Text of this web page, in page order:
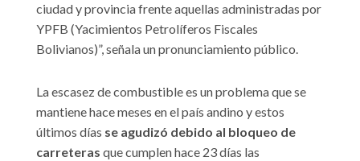
ciudad y provincia frente aquellas administradas por
YPFB (Yacimientos Petrolíferos Fiscales
Bolivianos)”, señala un pronunciamiento público.
La escasez de combustible es un problema que se
mantiene hace meses en el país andino y estos
últimos días se agudizó debido al bloqueo de
carreteras que cumplen hace 23 días las